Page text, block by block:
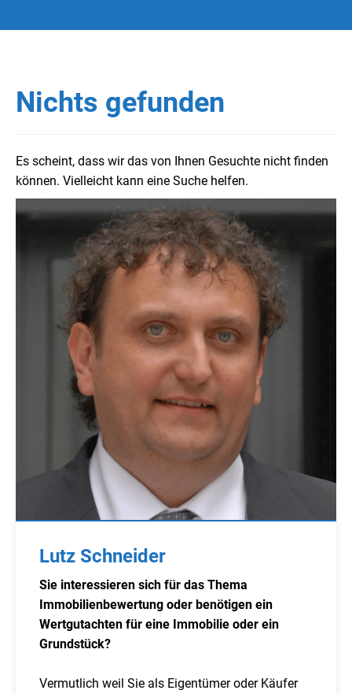
Nichts gefunden
Es scheint, dass wir das von Ihnen Gesuchte nicht finden
können. Vielleicht kann eine Suche helfen.
Lutz Schneider
Sie interessieren sich für das Thema
Immobilienbewertung oder benötigen ein
Wertgutachten für eine Immobilie oder ein
Grundstück?
Vermutlich weil Sie als Eigentümer oder Käufer